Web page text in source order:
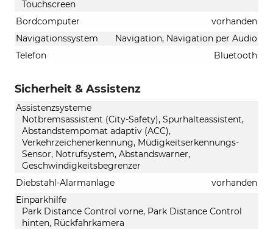
Touchscreen
Bordcomputer
vorhanden
Navigationssystem
Navigation, Navigation per Audio
Telefon
Bluetooth
Sicherheit & Assistenz
Assistenzsysteme
Notbremsassistent (City-Safety), Spurhalteassistent,
Abstandstempomat adaptiv (ACC),
Verkehrzeichenerkennung, Müdigkeitserkennungs-
Sensor, Notrufsystem, Abstandswarner,
Geschwindigkeitsbegrenzer
Diebstahl-Alarmanlage
vorhanden
Einparkhilfe
Park Distance Control vorne, Park Distance Control
hinten, Rückfahrkamera